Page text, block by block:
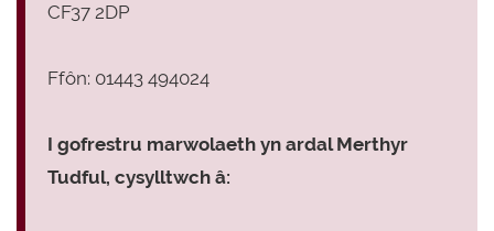
CF37 2DP
Ffôn: 01443 494024
I gofrestru marwolaeth yn ardal Merthyr
Tudful, cysylltwch â: